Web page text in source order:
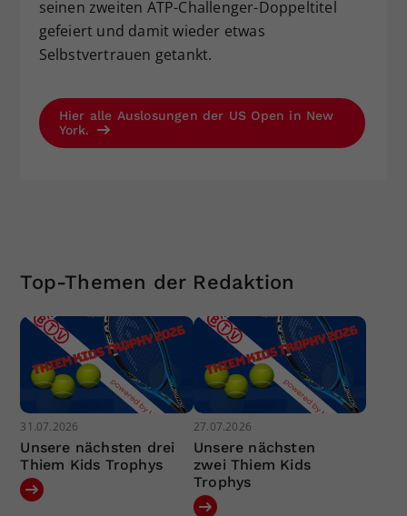
seinen zweiten ATP-Challenger-Doppeltitel
gefeiert und damit wieder etwas
Selbstvertrauen getankt.
Hier alle Auslosungen der US Open in New
York.
Top-Themen der Redaktion
31.07.2026
Unsere nächsten drei
Thiem Kids Trophys
27.07.2026
Unsere nächsten
zwei Thiem Kids
Trophys